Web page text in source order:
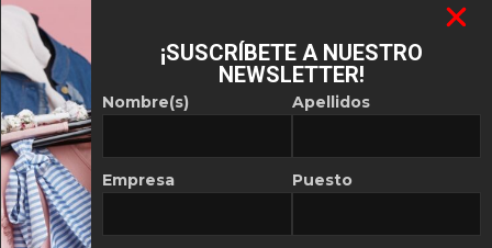
¡SUSCRÍBETE A NUESTRO
NEWSLETTER!
Nombre(s)
Empresa
Apellidos
Puesto